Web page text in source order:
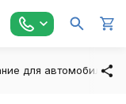
для автомобилей